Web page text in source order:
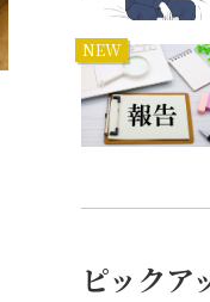
NEW
ピックア